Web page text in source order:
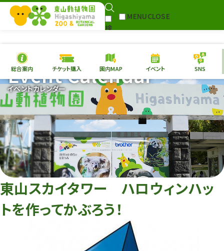
検
MENUCLOSE
本日の開園情報 チケ
園内MAP イベント
総合案内
動物園 植物園
再生プラン
東山動植物園
への支援
環境教育
総合案内 チケット購入 園内MAP イベント SNS
イベントカレンダー
Event Calendar
東山スカイタワー ハロウィンハッ
トを作ってかぶろう！